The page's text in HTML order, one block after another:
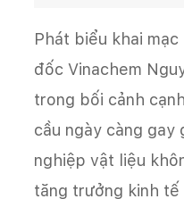
Phát biểu khai
đốc Vinachem
trong bối cảnh
cầu ngày càng
nghiệp vật liệu
tăng trưởng kinh tế